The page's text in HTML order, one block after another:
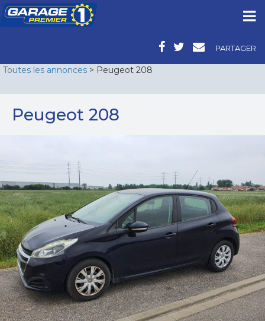
PARTAGER
Toutes les annonces > Peugeot 208
Peugeot 208